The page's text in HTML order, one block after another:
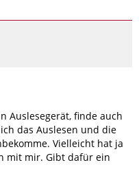
Auslesegerät, finde auch
das Auslesen und die
Vielleicht hat ja
mit mir. Gibt dafür ein